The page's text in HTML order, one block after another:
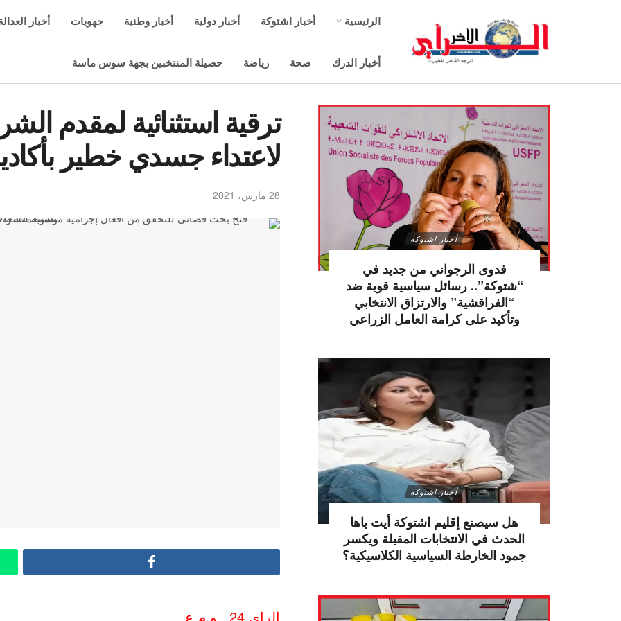
الرئيسية أخبار اشتوكة أخبار دولية أخبار وطنية جهويات أخبار
أخبار الدرك صحة رياضة حصيلة المنتخبين بجهة سوس ماسة
ترقية استثنائية لمقدم
لاعتداء جسدي خطير
28 مارس، 2021
الراي 24 ـ و م ع
أخبار اشتوكة
فدوى الرجواني من جديد في
“شتوكة”.. رسائل سياسية قوية ضد
“الفراقشية” والارتزاق الانتخابي
وتأكيد على كرامة العامل الزراعي
أخبار اشتوكة
هل سيصنع إقليم اشتوكة أيت باها
الحدث في الانتخابات المقبلة ويكسر
جمود الخارطة السياسية الكلاسيكية؟